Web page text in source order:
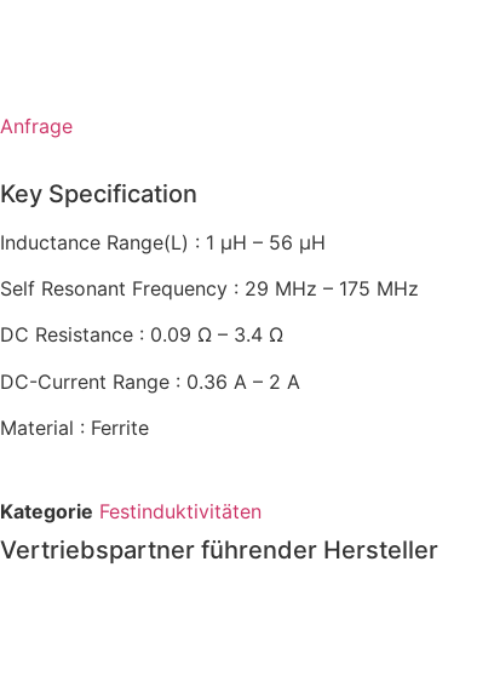
Anfrage
Key Specification
Inductance Range(L) : 1 µH – 56 µH
Self Resonant Frequency : 29 MHz – 175 MHz
DC Resistance : 0.09 Ω – 3.4 Ω
DC-Current Range : 0.36 A – 2 A
Material : Ferrite
Kategorie Festinduktivitäten
Vertriebspartner führender Hersteller